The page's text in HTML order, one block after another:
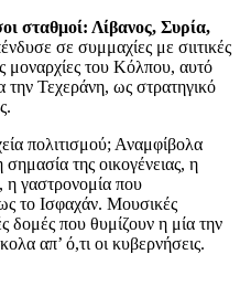
σταθμοί: Λίβανος, Συρία,
σε συμμαχίες με σιιτικές
μοναρχίες του Κόλπου, αυτό
την Τεχεράνη, ως στρατηγικό
πολιτισμού; Αναμφίβολα
της οικογένειας, η
η γαστρονομία που
το Ισφαχάν. Μουσικές
δομές που θυμίζουν η μία την
απ’ ό,τι οι κυβερνήσεις.